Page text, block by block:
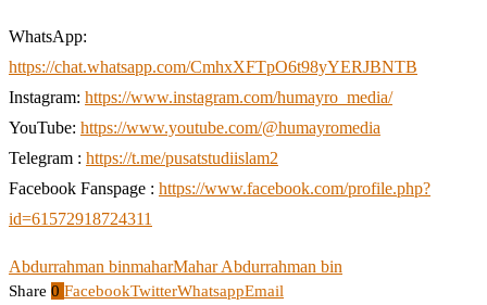
WhatsApp:
https://chat.whatsapp.com/CmhxXFTpO6t98yYERJBNTB
Instagram: https://www.instagram.com/humayro_media/
YouTube: https://www.youtube.com/@humayromedia
Telegram : https://t.me/pusatstudiislam2
Facebook Fanspage : https://www.facebook.com/profile.php?
id=61572918724311
Abdurrahman binmaharMahar Abdurrahman bin
Share 0 FacebookTwitterWhatsappEmail